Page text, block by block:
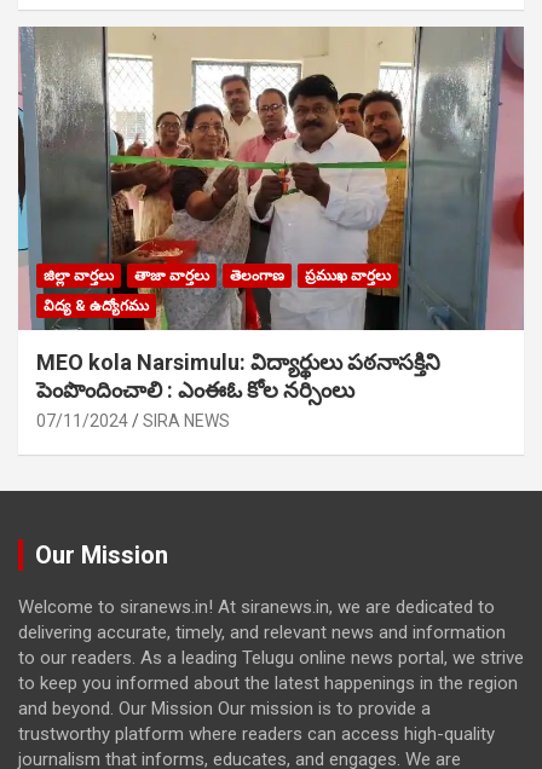
జిల్లా వార్తలు తాజా వార్తలు తెలంగాణ
ప్రముఖ వార్తలు
విద్య & ఉద్యోగము
MEO kola Narsimulu: విద్యార్థులు పఠ‌నాసక్తిని
పెంపొందించాలి : ఎంఈఓ కోల నర్సింలు
07/11/2024 SIRA NEWS
Our Mission
Welcome to siranews.in! At siranews.in, we are dedicated to
delivering accurate, timely, and relevant news and information
to our readers. As a leading Telugu online news portal, we strive
to keep you informed about the latest happenings in the region
and beyond. Our Mission Our mission is to provide a
trustworthy platform where readers can access high-quality
journalism that informs, educates, and engages. We are